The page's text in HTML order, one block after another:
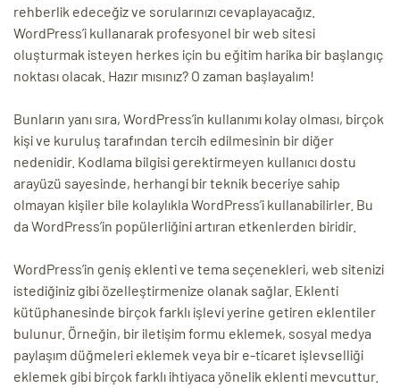
rehberlik edeceğiz ve sorularınızı cevaplayacağız.
WordPress’i kullanarak profesyonel bir web sitesi
oluşturmak isteyen herkes için bu eğitim harika bir başlangıç
noktası olacak. Hazır mısınız? O zaman başlayalım!
Bunların yanı sıra, WordPress’in kullanımı kolay olması, birçok
kişi ve kuruluş tarafından tercih edilmesinin bir diğer
nedenidir. Kodlama bilgisi gerektirmeyen kullanıcı dostu
arayüzü sayesinde, herhangi bir teknik beceriye sahip
olmayan kişiler bile kolaylıkla WordPress’i kullanabilirler. Bu
da WordPress’in popülerliğini artıran etkenlerden biridir.
WordPress’in geniş eklenti ve tema seçenekleri, web sitenizi
istediğiniz gibi özelleştirmenize olanak sağlar. Eklenti
kütüphanesinde birçok farklı işlevi yerine getiren eklentiler
bulunur. Örneğin, bir iletişim formu eklemek, sosyal medya
paylaşım düğmeleri eklemek veya bir e-ticaret işlevselliği
eklemek gibi birçok farklı ihtiyaca yönelik eklenti mevcuttur.